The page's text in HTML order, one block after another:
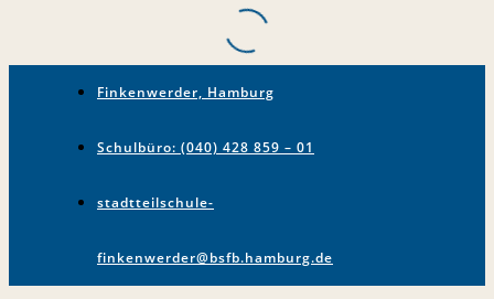
Finkenwerder, Hamburg
Schulbüro: (040) 428 859 – 01
stadtteilschule-
finkenwerder@bsfb.hamburg.de